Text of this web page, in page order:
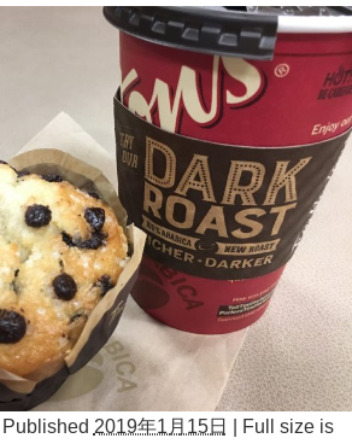
Published 2019年1月15日
Full size is